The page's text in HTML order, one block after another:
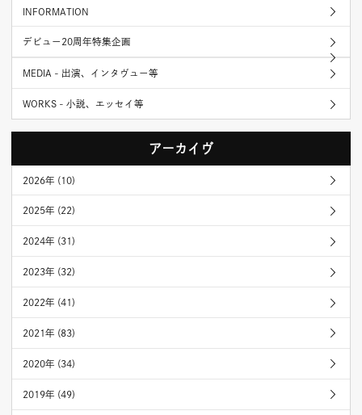
INFORMATION
デビュー20周年特集企画
MEDIA - 出演、インタヴュー等
WORKS - 小説、エッセイ等
アーカイヴ
2026年 (10)
2025年 (22)
2024年 (31)
2023年 (32)
2022年 (41)
2021年 (83)
2020年 (34)
2019年 (49)